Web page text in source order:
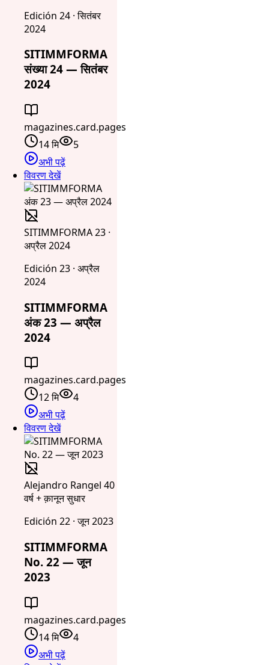
Edición 24 · सितंबर
2024
SITIMMFORMA
संख्या 24 — सितंबर
2024
magazines.card.pages
14 मि
5
अभी पढ़ें
विवरण देखें
SITIMMFORMA 23 ·
अप्रैल 2024
Edición 23 · अप्रैल
2024
SITIMMFORMA
अंक 23 — अप्रैल
2024
magazines.card.pages
12 मि
4
अभी पढ़ें
विवरण देखें
Alejandro Rangel 40
वर्ष + क़ानून सुधार
Edición 22 · जून 2023
SITIMMFORMA
No. 22 — जून
2023
magazines.card.pages
14 मि
4
अभी पढ़ें